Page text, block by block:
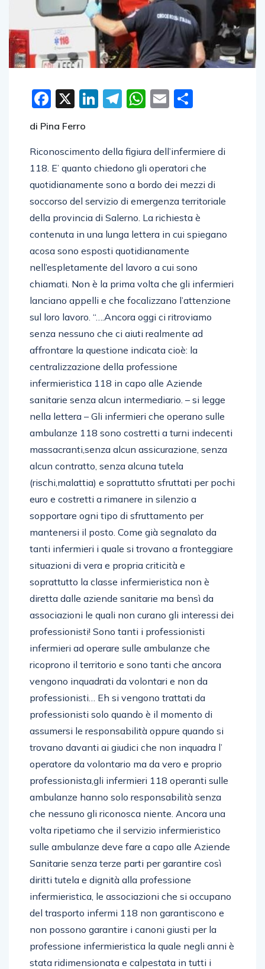
Facebook
X LinkedIn
Telegram
WhatsApp
Email
di Pina Ferro
Riconoscimento della figiura dell’infermiere di
118. E’ quanto chiedono gli operatori che
quotidianamente sono a bordo dei mezzi di
soccorso del servizio di emergenza territoriale
della provincia di Salerno. La richiesta è
contenuta in una lunga lettera in cui spiegano
acosa sono esposti quotidianamente
nell’espletamente del lavoro a cui sono
chiamati. Non è la prima volta che gli infermieri
lanciano appelli e che focalizzano l’attenzione
sul loro lavoro. “….Ancora oggi ci ritroviamo
senza nessuno che ci aiuti realmente ad
affrontare la questione indicata cioè: la
centralizzazione della professione
infermieristica 118 in capo alle Aziende
sanitarie senza alcun intermediario. – si legge
nella lettera – Gli infermieri che operano sulle
ambulanze 118 sono costretti a turni indecenti
massacranti,senza alcun assicurazione, senza
alcun contratto, senza alcuna tutela
(rischi,malattia) e soprattutto sfruttati per pochi
euro e costretti a rimanere in silenzio a
sopportare ogni tipo di sfruttamento per
mantenersi il posto. Come già segnalato da
tanti infermieri i quale si trovano a fronteggiare
situazioni di vera e propria criticità e
soprattutto la classe infermieristica non è
diretta dalle aziende sanitarie ma bensì da
associazioni le quali non curano gli interessi dei
professionisti! Sono tanti i professionisti
infermieri ad operare sulle ambulanze che
ricoprono il territorio e sono tanti che ancora
vengono inquadrati da volontari e non da
professionisti… Eh si vengono trattati da
professionisti solo quando è il momento di
assumersi le responsabilità oppure quando si
trovano davanti ai giudici che non inquadra l’
operatore da volontario ma da vero e proprio
professionista,gli infermieri 118 operanti sulle
ambulanze hanno solo responsabilità senza
che nessuno gli riconosca niente. Ancora una
volta ripetiamo che il servizio infermieristico
sulle ambulanze deve fare a capo alle Aziende
Sanitarie senza terze parti per garantire così
diritti tutela e dignità alla professione
infermieristica, le associazioni che si occupano
del trasporto infermi 118 non garantiscono e
non possono garantire i canoni giusti per la
professione infermieristica la quale negli anni è
stata ridimensionata e calpestata in tutti i